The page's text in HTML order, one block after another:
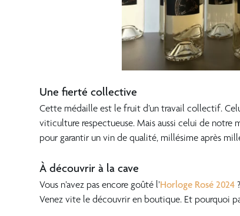
Une fierté collective
Cette médaille est le fruit d’un travail collectif.
viticulture respectueuse. Mais aussi celui de notre
pour garantir un vin de qualité, millésime après
À découvrir à la cave
Vous n’avez pas encore goûté l’Horloge Rosé 2024 ?
Venez vite le découvrir en boutique. Et pourquoi